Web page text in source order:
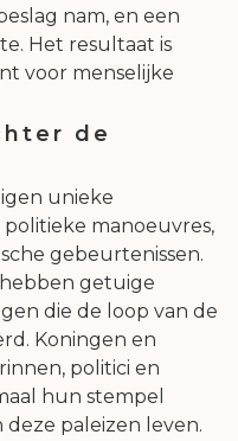
nam, en een
Het resultaat is
voor menselijke
de
unieke
politieke manoeuvres,
gebeurtenissen.
getuige
die de loop van de
Koningen en
politici en
hun stempel
paleizen leven.